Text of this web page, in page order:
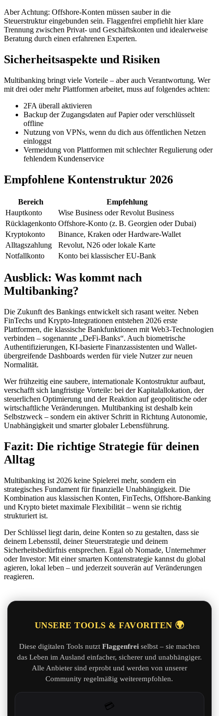
Aber Achtung: Offshore-Konten müssen sauber in die
Steuerstruktur eingebunden sein. Flaggenfrei empfiehlt hier klare
Trennung zwischen Privat- und Geschäftskonten und idealerweise
Beratung durch einen erfahrenen Experten.
Sicherheitsaspekte und Risiken
Multibanking bringt viele Vorteile – aber auch Verantwortung. Wer
mit drei oder mehr Plattformen arbeitet, muss auf folgendes achten:
2FA überall aktivieren
Backup der Zugangsdaten auf Papier oder verschlüsselt
offline
Nutzung von VPNs, wenn du dich aus öffentlichen Netzen
einloggst
Vermeidung von Plattformen mit schlechter Regulierung oder
fehlendem Kundenservice
Empfohlene Kontenstruktur 2026
Bereich
Empfehlung
Hauptkonto
Wise Business oder Revolut Business
Rücklagenkonto Offshore-Konto (z. B. Georgien oder Dubai)
Kryptokonto
Binance, Kraken oder Hardware-Wallet
Alltagszahlung
Revolut, N26 oder lokale Karte
Notfallkonto
Konto bei klassischer EU-Bank
Ausblick: Was kommt nach
Multibanking?
Die Zukunft des Bankings entwickelt sich rasant weiter. Neben
FinTechs und Krypto-Integrationen entstehen 2026 erste
Plattformen, die klassische Bankfunktionen mit Web3-Technologien
verbinden – sogenannte „DeFi-Banks“. Auch biometrische
Authentifizierungen, KI-basierte Finanzassistenten und Wallet-
übergreifende Dashboards werden für viele Nutzer zur neuen
Normalität.
Wer frühzeitig eine saubere, internationale Kontostruktur aufbaut,
verschafft sich langfristige Vorteile: bei der Kapitalallokation, der
steuerlichen Optimierung und der Reaktion auf geopolitische oder
wirtschaftliche Veränderungen. Multibanking ist deshalb kein
Selbstzweck – sondern ein aktiver Schritt in Richtung Autonomie,
Unabhängigkeit und smarter globaler Lebensführung.
Fazit: Die richtige Strategie für deinen
Alltag
Multibanking ist 2026 keine Spielerei mehr, sondern ein
strategisches Fundament für finanzielle Unabhängigkeit. Die
Kombination aus klassischen Konten, FinTechs, Offshore-Banking
und Krypto bietet maximale Flexibilität – wenn sie richtig
strukturiert ist.
Der Schlüssel liegt darin, deine Konten so zu gestalten, dass sie
deinem Lebensstil, deiner Steuerstrategie und deinem
Sicherheitsbedürfnis entsprechen. Egal ob Nomade, Unternehmer
oder Investor: Mit einer smarten Kontenstrategie kannst du global
agieren, lokal leben – und jederzeit souverän auf Veränderungen
reagieren.
UNSERE TOOLS & FAVORITEN 🌍
Diese digitalen Tools nutzt Flaggenfreiselbst – sie machen
das Leben im Ausland einfacher, sicherer und unabhängiger.
Alle Anbieter sind erprobt und werden von unserer
Community regelmäßig weiterempfohlen.
💳